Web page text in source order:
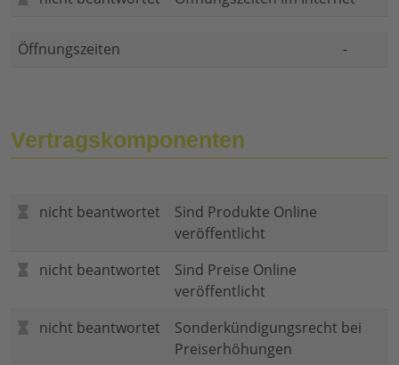
Öffnungszeiten -
Vertragskomponenten
nicht beantwortet
Sind Produkte Online
veröffentlicht
nicht beantwortet
Sind Preise Online
veröffentlicht
nicht beantwortet
Sonderkündigungsrecht bei
Preiserhöhungen